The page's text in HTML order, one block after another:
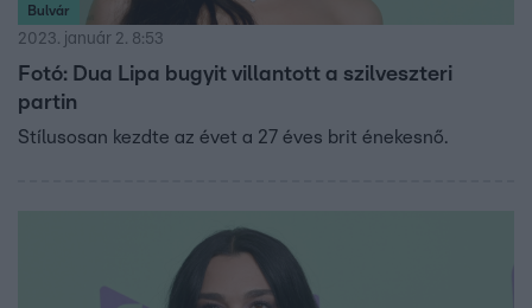
Bulvár
2023. január 2. 8:53
Fotó: Dua Lipa bugyit villantott a szilveszteri
partin
Stílusosan kezdte az évet a 27 éves brit énekesnő.